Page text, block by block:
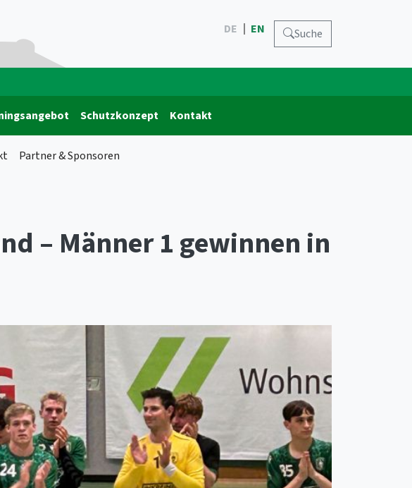
DE EN Suche
Schutzkonzept Kontakt
Partner & Sponsoren
– Männer 1 gewinnen in